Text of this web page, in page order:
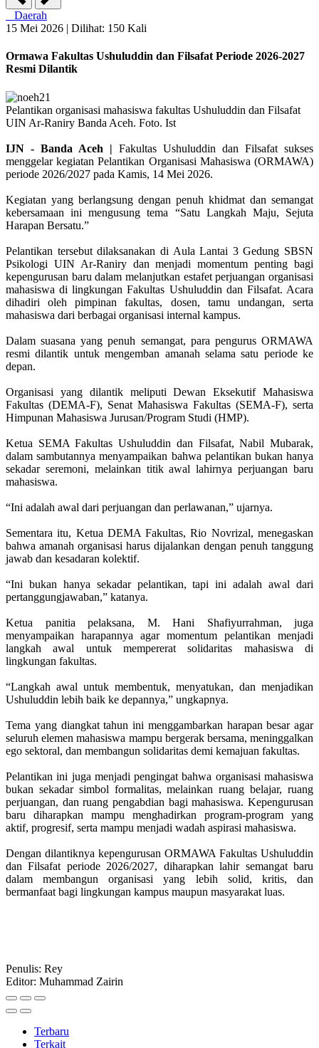
Daerah
15 Mei 2026 | Dilihat: 150 Kali
Ormawa Fakultas Ushuluddin dan Filsafat Periode 2026-2027
Resmi Dilantik
Pelantikan organisasi mahasiswa fakultas Ushuluddin dan Filsafat
UIN Ar-Raniry Banda Aceh. Foto. Ist
IJN - Banda Aceh | Fakultas Ushuluddin dan Filsafat sukses
menggelar kegiatan Pelantikan Organisasi Mahasiswa (ORMAWA)
periode 2026/2027 pada Kamis, 14 Mei 2026.
Kegiatan yang berlangsung dengan penuh khidmat dan semangat
kebersamaan ini mengusung tema “Satu Langkah Maju, Sejuta
Harapan Bersatu.”
Pelantikan tersebut dilaksanakan di Aula Lantai 3 Gedung SBSN
Psikologi UIN Ar-Raniry dan menjadi momentum penting bagi
kepengurusan baru dalam melanjutkan estafet perjuangan organisasi
mahasiswa di lingkungan Fakultas Ushuluddin dan Filsafat. Acara
dihadiri oleh pimpinan fakultas, dosen, tamu undangan, serta
mahasiswa dari berbagai organisasi internal kampus.
Dalam suasana yang penuh semangat, para pengurus ORMAWA
resmi dilantik untuk mengemban amanah selama satu periode ke
depan.
Organisasi yang dilantik meliputi Dewan Eksekutif Mahasiswa
Fakultas (DEMA-F), Senat Mahasiswa Fakultas (SEMA-F), serta
Himpunan Mahasiswa Jurusan/Program Studi (HMP).
Ketua SEMA Fakultas Ushuluddin dan Filsafat, Nabil Mubarak,
dalam sambutannya menyampaikan bahwa pelantikan bukan hanya
sekadar seremoni, melainkan titik awal lahirnya perjuangan baru
mahasiswa.
“Ini adalah awal dari perjuangan dan perlawanan,” ujarnya.
Sementara itu, Ketua DEMA Fakultas, Rio Novrizal, menegaskan
bahwa amanah organisasi harus dijalankan dengan penuh tanggung
jawab dan kesadaran kolektif.
“Ini bukan hanya sekadar pelantikan, tapi ini adalah awal dari
pertanggungjawaban,” katanya.
Ketua panitia pelaksana, M. Hani Shafiyurrahman, juga
menyampaikan harapannya agar momentum pelantikan menjadi
langkah awal untuk mempererat solidaritas mahasiswa di
lingkungan fakultas.
“Langkah awal untuk membentuk, menyatukan, dan menjadikan
Ushuluddin lebih baik ke depannya,” ungkapnya.
Tema yang diangkat tahun ini menggambarkan harapan besar agar
seluruh elemen mahasiswa mampu bergerak bersama, meninggalkan
ego sektoral, dan membangun solidaritas demi kemajuan fakultas.
Pelantikan ini juga menjadi pengingat bahwa organisasi mahasiswa
bukan sekadar simbol formalitas, melainkan ruang belajar, ruang
perjuangan, dan ruang pengabdian bagi mahasiswa. Kepengurusan
baru diharapkan mampu menghadirkan program-program yang
aktif, progresif, serta mampu menjadi wadah aspirasi mahasiswa.
Dengan dilantiknya kepengurusan ORMAWA Fakultas Ushuluddin
dan Filsafat periode 2026/2027, diharapkan lahir semangat baru
dalam membangun organisasi yang lebih solid, kritis, dan
bermanfaat bagi lingkungan kampus maupun masyarakat luas.
Penulis: Rey
Editor: Muhammad Zairin
Terbaru
Terkait